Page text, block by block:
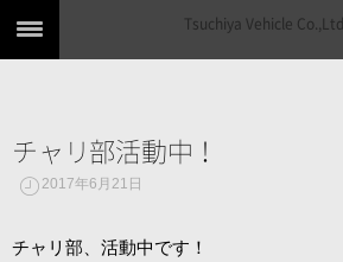
Tsuchiya Vehicle Co.,Ltd.
チャリ部活動中！
2017年6月21日
チャリ部、活動中です！